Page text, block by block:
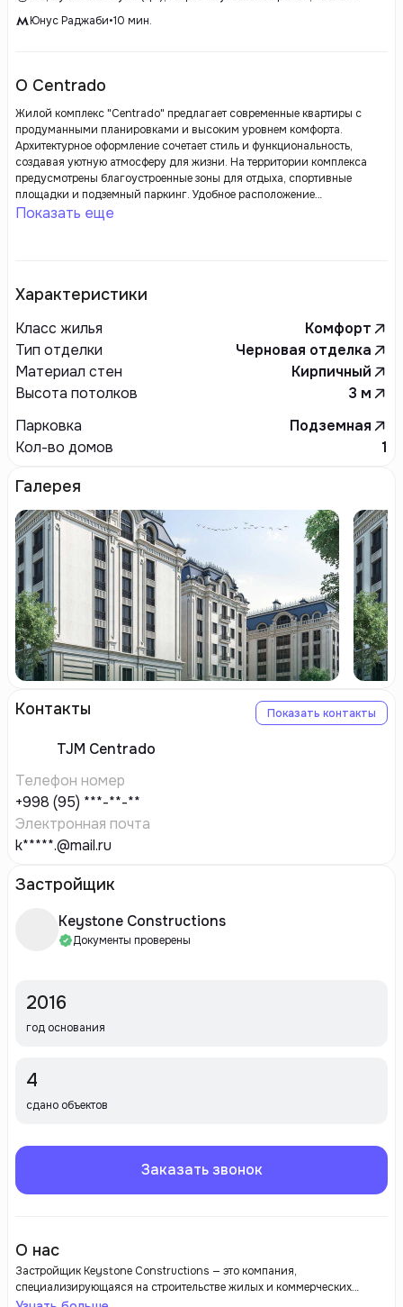
Юнус Раджаби•10 мин.
О Centrado
Жилой комплекс "Centrado" предлагает современные квартиры с
продуманными планировками и высоким уровнем комфорта.
Архитектурное оформление сочетает стиль и функциональность,
создавая уютную атмосферу для жизни. На территории комплекса
предусмотрены благоустроенные зоны для отдыха, спортивные
площадки и подземный паркинг. Удобное расположение
обеспечивает легкий доступ к транспортной инфраструктуре и рядом
Показать еще
Характеристики
Класс жилья
Комфорт
Тип отделки
Черновая отделка
Материал стен
Кирпичный
Высота потолков
3 м
Парковка
Подземная
Кол-во домов
1
Галерея
Контакты Показать контакты
TJM Centrado
Телефон номер
+998 (95) ***-**-**
Электронная почта
k*****.@mail.ru
Застройщик
Keystone Constructions
Документы проверены
2016
год основания
4
сдано объектов
Заказать звонок
О нас
Застройщик Keystone Constructions — это компания,
специализирующаяся на строительстве жилых и коммерческих
объектов. Она известна высоким качеством своих проектов,